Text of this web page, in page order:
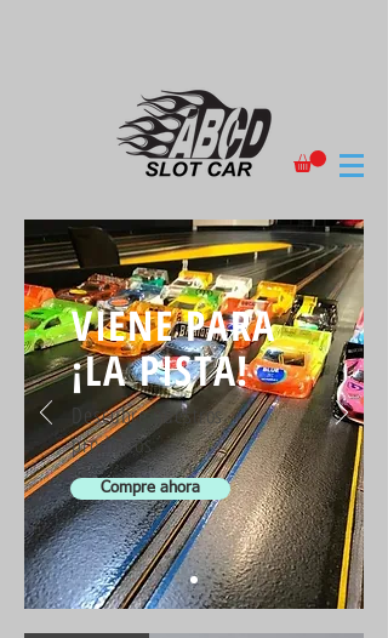
VIENE PARA
¡LA PISTA!
Descubre nuestros
productos
Compre ahora